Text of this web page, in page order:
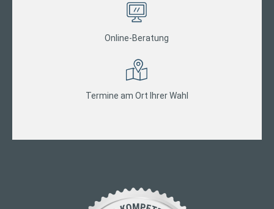
Online-Beratung
Termine am Ort Ihrer Wahl